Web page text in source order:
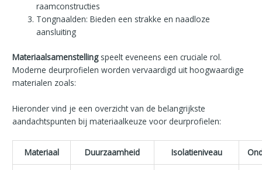
raamconstructies
Tongnaalden: Bieden een strakke en naadloze
aansluiting
Materiaalsamenstellingspeelt eveneens een cruciale rol.
Moderne deurprofielen worden vervaardigd uit hoogwaardige
materialen zoals:
Hieronder vind je een overzicht van de belangrijkste
aandachtspunten bij materiaalkeuze voor deurprofielen:
Materiaal Duurzaamheid Isolatieniveau